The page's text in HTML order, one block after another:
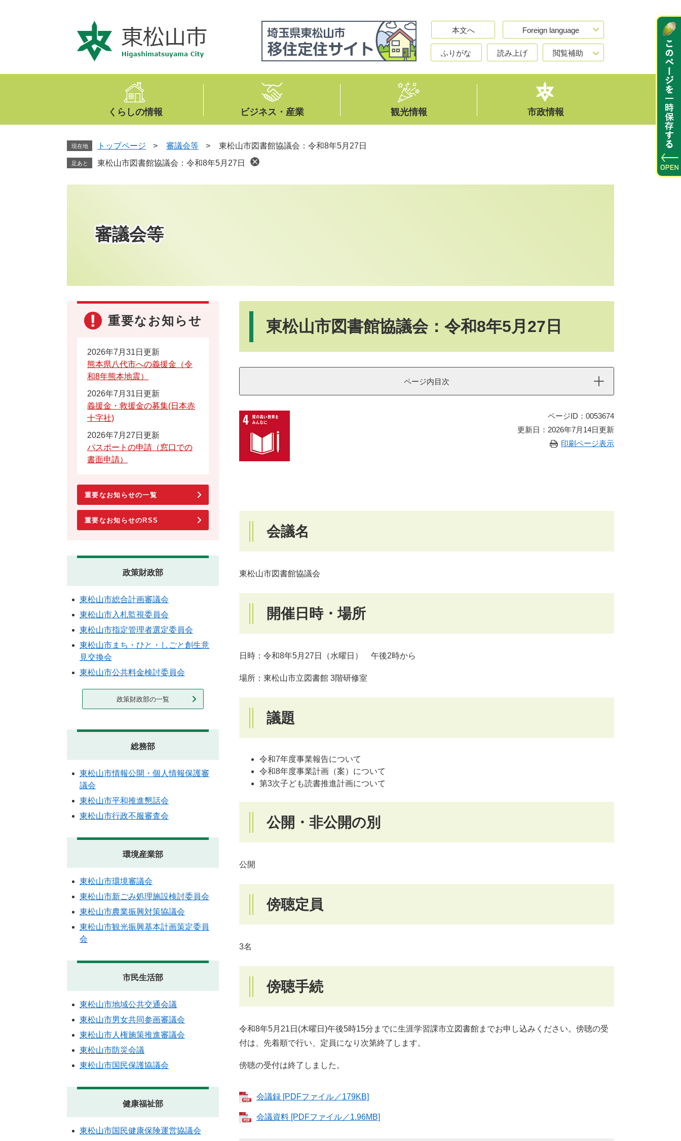
文
本文へ Foreign language
ふりがな 読み上げ 閲覧補助
くらしの情報 ビジネス・産業 観光情報 市政情報
現在地 トップページ > 審議会等 > 東松山市図書館協議会：令和8年5月27日
足あと 東松山市図書館協議会：令和8年5月27日
審議会等
東松山市図書館協議会：令和8年5月27日
ページ内目次
ページID：0053674
更新日：2026年7月14日更新
印刷ページ表示
会議名
東松山市図書館協議会
開催日時・場所
日時：令和8年5月27日（水曜日） 午後2時から
場所：東松山市立図書館 3階研修室
議題
令和7年度事業報告について
令和8年度事業計画（案）について
第3次子ども読書推進計画について
公開・非公開の別
公開
傍聴定員
3名
傍聴手続
令和8年5月21日(木曜日)午後5時15分までに生涯学習課市立図書館までお申し込みください。傍聴の受
付は、先着順で行い、定員になり次第終了します。
傍聴の受付は終了しました。
会議録 [PDFファイル／179KB]
会議資料 [PDFファイル／1.96MB]
重要なお知らせ
2026年7月31日更新
熊本県八代市への義援金（令
和8年熊本地震）
2026年7月31日更新
義援金・救援金の募集(日本赤
十字社)
2026年7月27日更新
パスポートの申請（窓口での
書面申請）
重要なお知らせの一覧
重要なお知らせのRSS
政策財政部
東松山市総合計画審議会
東松山市入札監視委員会
東松山市指定管理者選定委員会
東松山市まち・ひと・しごと創生意
見交換会
東松山市公共料金検討委員会
政策財政部の一覧
総務部
東松山市情報公開・個人情報保護審
議会
東松山市平和推進懇話会
東松山市行政不服審査会
環境産業部
東松山市環境審議会
東松山市新ごみ処理施設検討委員会
東松山市農業振興対策協議会
東松山市観光振興基本計画策定委員
会
市民生活部
東松山市地域公共交通会議
東松山市男女共同参画審議会
東松山市人権施策推進審議会
東松山市防災会議
東松山市国民保護協議会
健康福祉部
東松山市国民健康保険運営協議会